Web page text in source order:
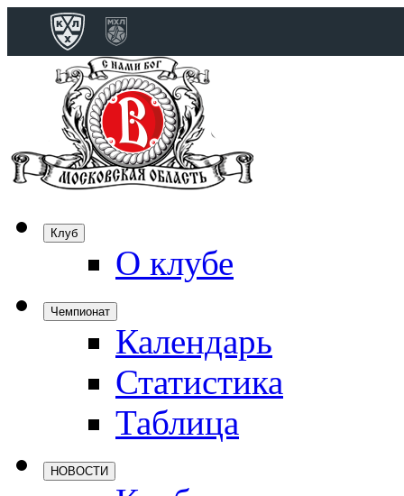
Клуб
О клубе
Чемпионат
Календарь
Статистика
Таблица
НОВОСТИ